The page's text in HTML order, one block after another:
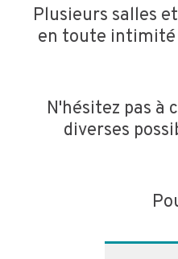
Plusieurs salles
en toute intimité
N'hésitez pas à
diverses